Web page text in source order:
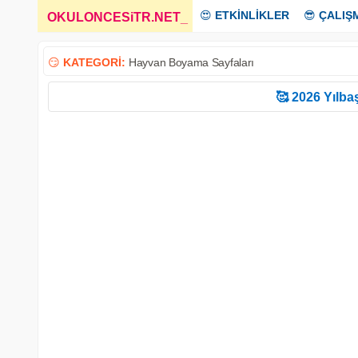
OKULONCESiTR.NET 😍 ETKİNLİKLER 😎
😏 KATEGORİ: Hayvan Boyama Sayfaları
🥰 2026